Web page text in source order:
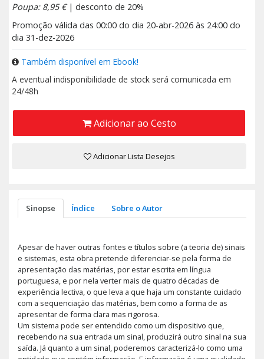
Poupa: 8,95 €| desconto de 20%
Promoção válida das 00:00 do dia 20-abr-2026 às 24:00 do
dia 31-dez-2026
Também disponível em Ebook!
A eventual indisponibilidade de stock será comunicada em
24/48h
Adicionar ao Cesto
Adicionar Lista Desejos
Sinopse Índice Sobre o Autor
Apesar de haver outras fontes e títulos sobre (a teoria de) sinais
e sistemas, esta obra pretende diferenciar-se pela forma de
apresentação das matérias, por estar escrita em língua
portuguesa, e por nela verter mais de quatro décadas de
experiência lectiva, o que leva a que haja um constante cuidado
com a sequenciação das matérias, bem como a forma de as
apresentar de forma clara mas rigorosa.
Um sistema pode ser entendido como um dispositivo que,
recebendo na sua entrada um sinal, produzirá outro sinal na sua
saída. Já quanto a um sinal, poderemos caracterizá-lo como uma